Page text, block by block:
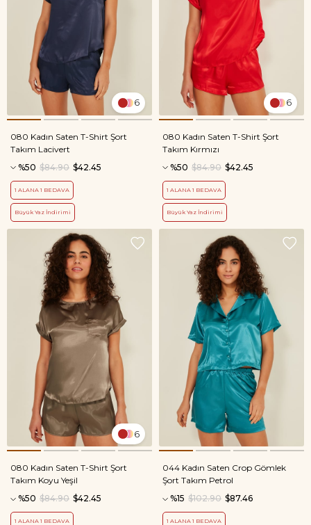
6
080 Kadın Saten T-Shirt Şort
Takım Lacivert
%50
$42.45
$84.90
1 ALANA 1 BEDAVA
Büyük Yaz İndirimi
6
080 Kadın Saten T-Shirt Şort
Takım Kırmızı
%50
$42.45
$84.90
1 ALANA 1 BEDAVA
Büyük Yaz İndirimi
6
080 Kadın Saten T-Shirt Şort
Takım Koyu Yeşil
%50
$42.45
$84.90
1 ALANA 1 BEDAVA
044 Kadın Saten Crop Gömlek
Şort Takım Petrol
%15
$87.46
$102.90
1 ALANA 1 BEDAVA